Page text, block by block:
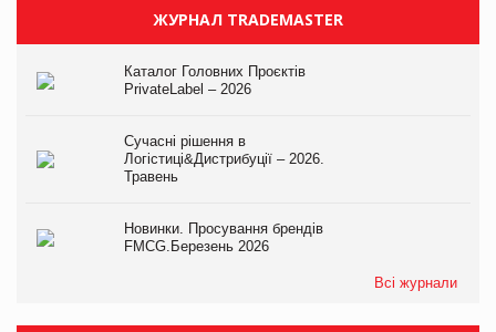
ЖУРНАЛ TRADEMASTER
Каталог Головних Проєктів
PrivateLabel – 2026
Сучасні рішення в
Логістиці&Дистрибуції – 2026.
Травень
Новинки. Просування брендів
FMCG.Березень 2026
Всі журнали